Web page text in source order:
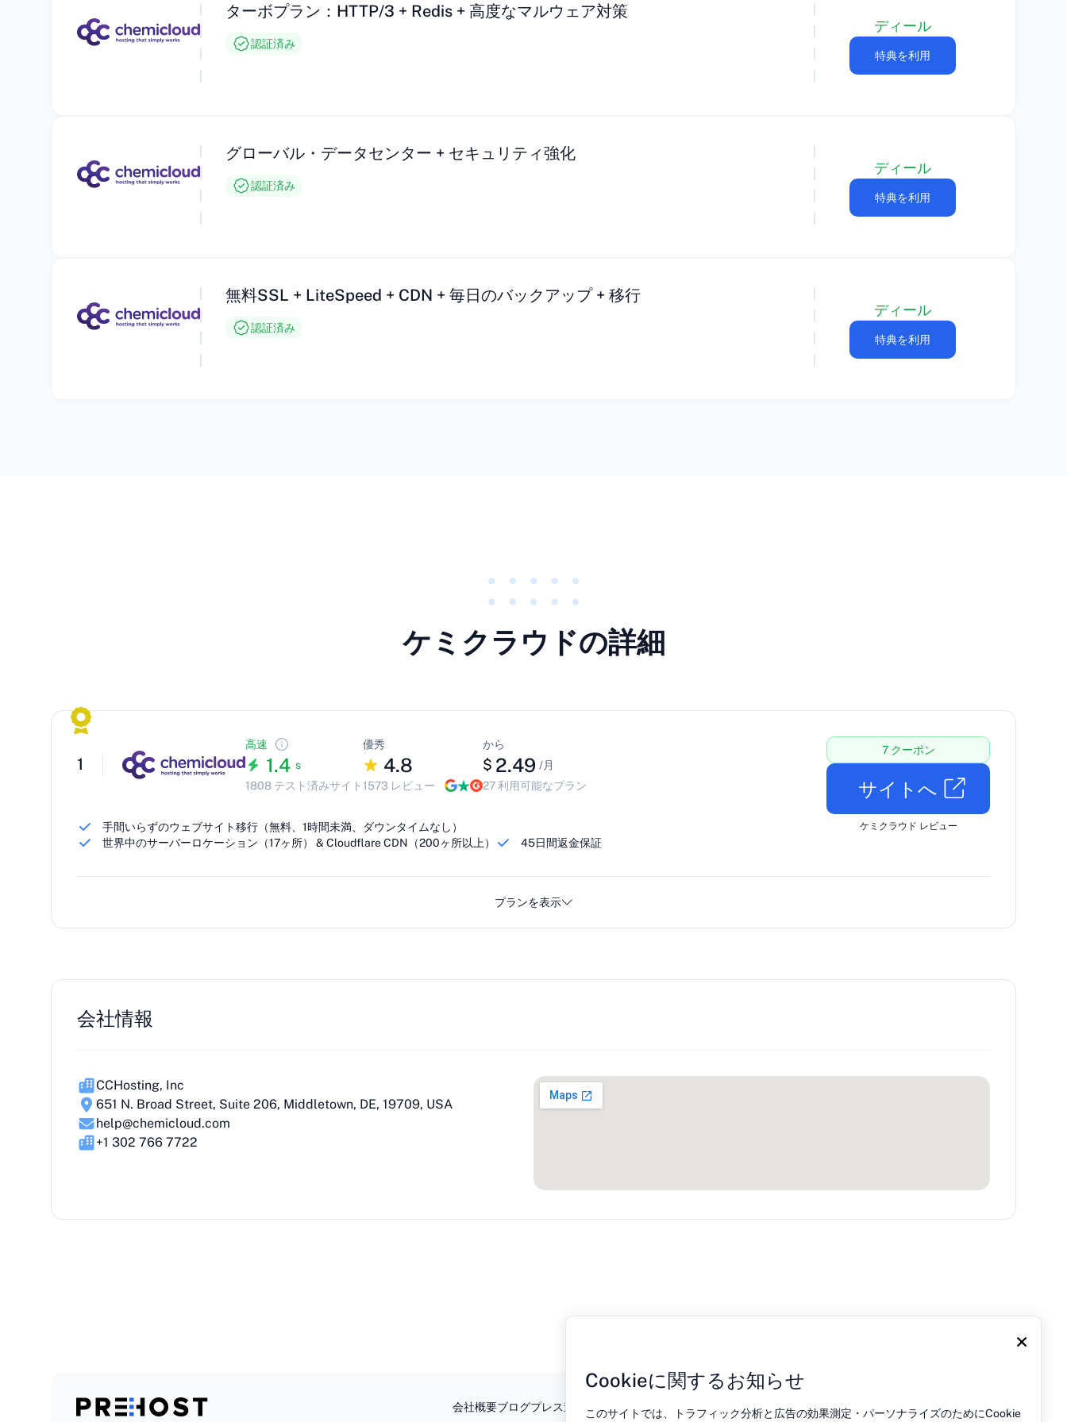
×
Cookieに関するお知らせ
このサイトでは、トラフィック分析と広告の効果測定・パーソナライズのためにCookie
ターボプラン：HTTP/3 + Redis + 高度なマルウェア対策
認証済み
ディール
特典を利用
グローバル・データセンター + セキュリティ強化
認証済み
ディール
特典を利用
無料SSL + LiteSpeed + CDN + 毎日のバックアップ + 移行
認証済み
ディール
特典を利用
ケミクラウドの詳細
1
高速
1.4 s
1808 テスト済みサイト
優秀
4.8
1573 レビュー
から
$ 2.49 /月
27 利用可能なプラン
手間いらずのウェブサイト移行（無料、1時間未満、ダウンタイムなし）
世界中のサーバーロケーション（17ヶ所） & Cloudflare CDN（200ヶ所以上）
45日間返金保証
7 クーポン
サイトへ
ケミクラウド レビュー
プランを表示
会社情報
CCHosting, Inc
651 N. Broad Street, Suite 206, Middletown, DE, 19709, USA
help@chemicloud.com
+1 302 766 7722
会社概要ブログプレス連絡先 プライバシーポリシー